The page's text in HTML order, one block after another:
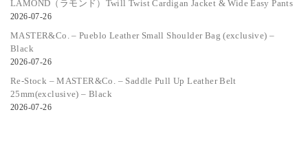
LAMOND（ラモンド）Twill Twist Cardigan Jacket & Wide Easy Pants
2026-07-26
MASTER&Co. – Pueblo Leather Small Shoulder Bag (exclusive) –
Black
2026-07-26
Re-Stock – MASTER&Co. – Saddle Pull Up Leather Belt
25mm(exclusive) – Black
2026-07-26